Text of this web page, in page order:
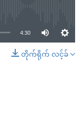
available
4:30
တိုက်ရိုက် လင့်ခ်